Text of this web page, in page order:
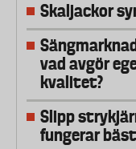
Skaljackor
vad avgör
kvalitet?
Slipp
fungerar